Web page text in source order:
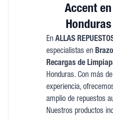
Accent en
Honduras
En ALLAS
especialistas en
Recargas de
Honduras. Con más
experiencia,
amplio de repuestos
Nuestros productos